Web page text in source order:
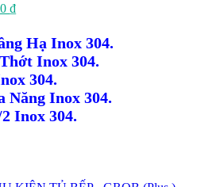
₫.
₫Giá
tại
là:
11.326.000 ₫.
Hạ Inox 304.
Inox 304.
304.
Năng Inox 304.
Inox 304.